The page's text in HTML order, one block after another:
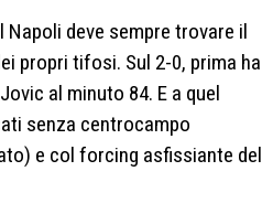
deve sempre trovare il
propri tifosi. Sul 2-0, prima ha
al minuto 84. E a quel
senza centrocampo
e col forcing asfissiante del